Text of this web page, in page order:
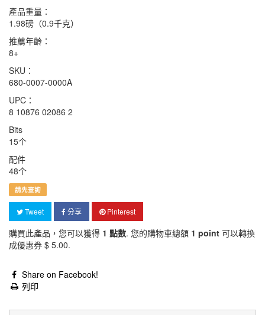
產品重量：
1.98磅（0.9千克）
推薦年齡：
8+
SKU：
680-0007-0000A
UPC：
8 10876 02086 2
Bits
15个
配件
48个
請先查詢
Tweet 分享 Pinterest
購買此產品，您可以獲得 1 點數. 您的購物車總額 1 point 可以轉換
成優惠券 $ 5.00.
Share on Facebook!
列印